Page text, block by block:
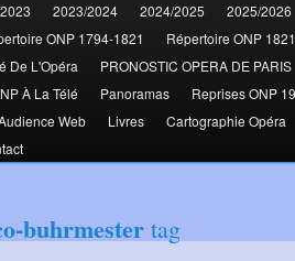
2023/2024 2024/2025 2025/2026
ONP 1794-1821 Répertoire ONP
De L'Opéra PRONOSTIC OPERA DE PARIS
À La Télé Panoramas Reprises ONP
Web Livres Cartographie Opéra
buhrmester tag